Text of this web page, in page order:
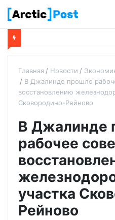
Главная Новости
В Джалинде прошло
восстановлению
Сковородино-Рейново
В Джалинде
рабочее
участка
Рейново